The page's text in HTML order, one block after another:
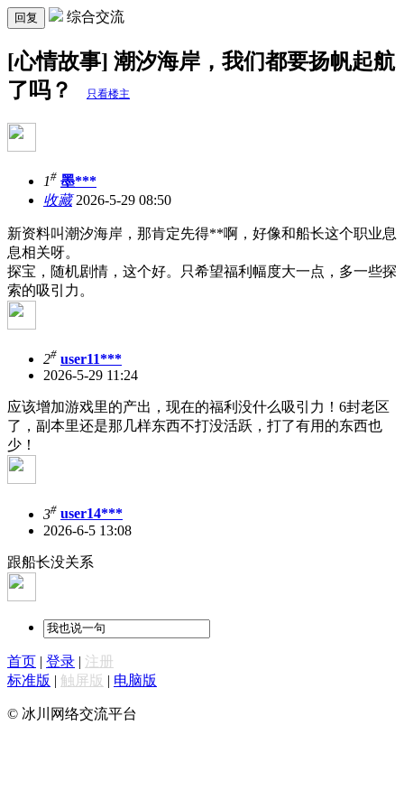
回复 综合交流
[心情故事] 潮汐海岸，我们都要扬帆起航
了吗？
只看楼主
1# 墨***
收藏2026-5-29 08:50
新资料叫潮汐海岸，那肯定先得**啊，好像和船长这个职业息
息相关呀。
探宝，随机剧情，这个好。只希望福利幅度大一点，多一些探
索的吸引力。
2# user11***
2026-5-29 11:24
应该增加游戏里的产出，现在的福利没什么吸引力！6封老区
了，副本里还是那几样东西不打没活跃，打了有用的东西也
少！
3# user14***
2026-6-5 13:08
跟船长没关系
首页 | 登录 | 注册
标准版 | 触屏版 | 电脑版
© 冰川网络交流平台